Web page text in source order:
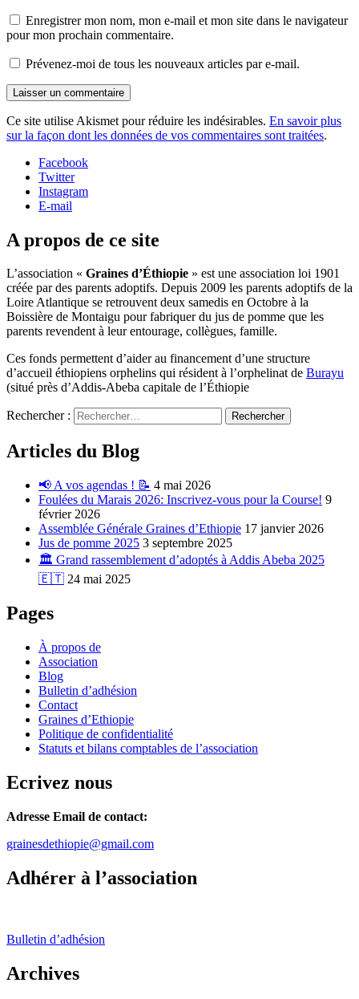
Enregistrer mon nom, mon e-mail et mon site dans le navigateur
pour mon prochain commentaire.
Prévenez-moi de tous les nouveaux articles par e-mail.
Ce site utilise Akismet pour réduire les indésirables. En savoir plus
sur la façon dont les données de vos commentaires sont traitées.
Facebook
Twitter
Instagram
E-mail
A propos de ce site
L’association « Graines d’Éthiopie » est une association loi 1901
créée par des parents adoptifs. Depuis 2009 les parents adoptifs de la
Loire Atlantique se retrouvent deux samedis en Octobre à la
Boissière de Montaigu pour fabriquer du jus de pomme que les
parents revendent à leur entourage, collègues, famille.
Ces fonds permettent d’aider au financement d’une structure
d’accueil éthiopiens orphelins qui résident à l’orphelinat de Burayu
(situé près d’Addis-Abeba capitale de l’Éthiopie
Rechercher :
Articles du Blog
📢 A vos agendas ! 📝 4 mai 2026
Foulées du Marais 2026: Inscrivez-vous pour la Course! 9
février 2026
Assemblée Générale Graines d’Ethiopie 17 janvier 2026
Jus de pomme 2025 3 septembre 2025
🏛️ Grand rassemblement d’adoptés à Addis Abeba 2025
🇪🇹 24 mai 2025
Pages
À propos de
Association
Blog
Bulletin d’adhésion
Contact
Graines d’Ethiopie
Politique de confidentialité
Statuts et bilans comptables de l’association
Ecrivez nous
Adresse Email de contact:
grainesdethiopie@gmail.com
Adhérer à l’association
Bulletin d’adhésion
Archives